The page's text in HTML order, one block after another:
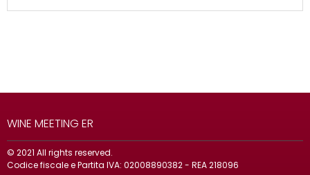
WINE MEETING ER
© 2021 All rights reserved.
Codice fiscale e Partita IVA: 02008890382 - REA 218096